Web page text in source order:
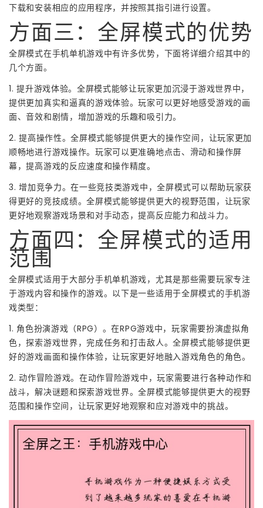
下载和安装相应的应用程序，并按照其指引进行设置。
方面三：全屏模式的优势
全屏模式在手机单机游戏中有许多优势，下面将详细介绍其中的
几个方面。
1. 提升游戏体验。全屏模式能够让玩家更加沉浸于游戏世界中，
提供更加真实和逼真的游戏体验。玩家可以更好地感受游戏的画
面、音效和剧情，增加游戏的乐趣和吸引力。
2. 提高操作性。全屏模式能够提供更大的操作空间，让玩家更加
顺畅地进行游戏操作。玩家可以更准确地点击、滑动和操作屏
幕，提高游戏的反应速度和操作精度。
3. 增加竞争力。在一些竞技类游戏中，全屏模式可以帮助玩家获
得更好的竞技成绩。全屏模式能够提供更大的视野范围，让玩家
更好地观察游戏场景和对手动态，提高反应能力和战斗力。
方面四：全屏模式的适用
范围
全屏模式适用于大部分手机单机游戏，尤其是那些需要玩家专注
于游戏内容和操作的游戏。以下是一些适用于全屏模式的手机游
戏类型：
1. 角色扮演游戏（RPG）。在RPG游戏中，玩家需要扮演虚拟角
色，探索游戏世界，完成任务和打击敌人。全屏模式能够提供更
好的游戏画面和操作体验，让玩家更好地融入游戏角色的角色。
2. 动作冒险游戏。在动作冒险游戏中，玩家需要进行各种动作和
战斗，解决谜题和探索游戏世界。全屏模式能够提供更大的视野
范围和操作空间，让玩家更好地观察和应对游戏中的挑战。